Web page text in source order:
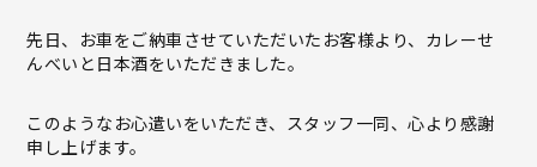
先日、お車をご納車させていただいたお客様より、カレーせ
んべいと日本酒をいただきました。
このようなお心遣いをいただき、スタッフ一同、心より感謝
申し上げます。